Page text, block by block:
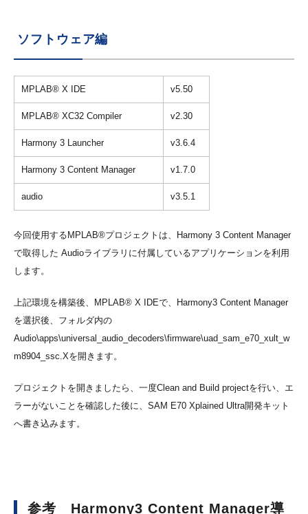
ソフトウェア編
MPLAB® X IDE v5.50
MPLAB® XC32 Compiler v2.30
Harmony 3 Launcher v3.6.4
Harmony 3 Content Manager v1.7.0
audio v3.5.1
今回使用するMPLAB®プロジェクトは、Harmony 3 Content Manager
で取得した Audioライブラリに付属しているアプリケーションを利用
します。
上記環境を構築後、MPLAB® X IDEで、Harmony3 Content Manager
を選択後、フォルダ内の
Audio\apps\universal_audio_decoders\firmware\uad_sam_e70_xult_w
m8904_ssc.Xを開きます。
プロジェクトを開きましたら、一度Clean and Build projectを行い、エ
ラーがないことを確認した後に、SAM E70 Xplained Ultra開発キット
へ書き込みます。
参考 Harmony3 Content Manager導